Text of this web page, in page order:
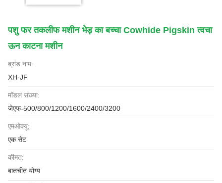
पशु फर तकलीफ मशीन भेड़ का बच्चा Cowhide Pigskin त्वचा
ऊन काटना मशीन
ब्रांड नाम:
XH-JF
मॉडल संख्या:
जेएफ-500/800/1200/1600/2400/3200
एमओक्यू:
एक सेट
कीमत:
बातचीत योग्य